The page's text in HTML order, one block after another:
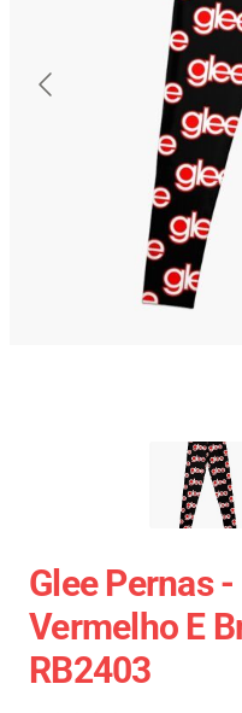
Glee Pernas
Vermelho E
RB2403